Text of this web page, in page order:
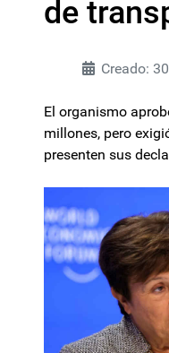
de
Creado:
El organismo
millones, pero
presenten sus